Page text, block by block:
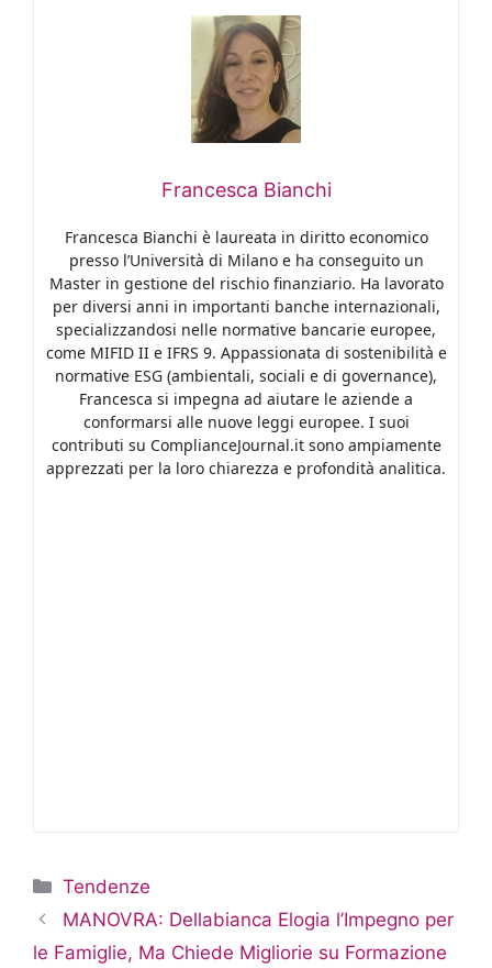
Francesca Bianchi
Francesca Bianchi è laureata in diritto economico
presso l’Università di Milano e ha conseguito un
Master in gestione del rischio finanziario. Ha lavorato
per diversi anni in importanti banche internazionali,
specializzandosi nelle normative bancarie europee,
come MIFID II e IFRS 9. Appassionata di sostenibilità e
normative ESG (ambientali, sociali e di governance),
Francesca si impegna ad aiutare le aziende a
conformarsi alle nuove leggi europee. I suoi
contributi su ComplianceJournal.it sono ampiamente
apprezzati per la loro chiarezza e profondità analitica.
Categorie
Tendenze
MANOVRA: Dellabianca Elogia l’Impegno per
le Famiglie, Ma Chiede Migliorie su Formazione